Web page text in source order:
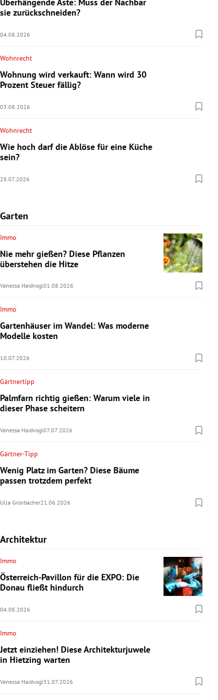
sie zurückschneiden?
04.08.2026
Wohnrecht
Wohnung wird verkauft: Wann wird 30
Prozent Steuer fällig?
03.08.2026
Wohnrecht
Wie hoch darf die Ablöse für eine Küche
sein?
28.07.2026
Garten
Immo
Nie mehr gießen? Diese Pflanzen
überstehen die Hitze
Vanessa Haidvogl01.08.2026
Immo
Gartenhäuser im Wandel: Was moderne
Modelle kosten
10.07.2026
Gärtnertipp
Palmfarn richtig gießen: Warum viele in
dieser Phase scheitern
Vanessa Haidvogl07.07.2026
Gärtner-Tipp
Wenig Platz im Garten? Diese Bäume
passen trotzdem perfekt
Ulla Grünbacher21.06.2026
Architektur
Immo
Österreich-Pavillon für die EXPO: Die
Donau fließt hindurch
04.08.2026
Immo
Jetzt einziehen! Diese Architekturjuwele
in Hietzing warten
Vanessa Haidvogl 31.07.2026